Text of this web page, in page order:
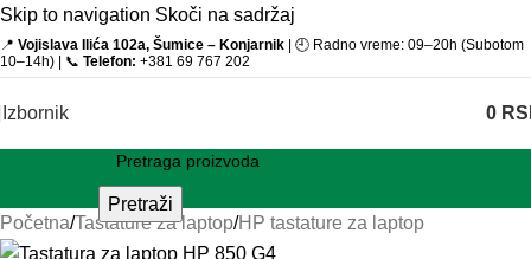
Skip to navigation Skoči na sadržaj
📍 Vojislava Ilića 102a, Šumice – Konjarnik | 🕘 Radno vreme: 09–20h (Subotom
10–14h) | 📞 Telefon: +381 69 767 202
Izbornik 0
Pretraži
Početna/Tastature za laptop/HP tastature za laptop